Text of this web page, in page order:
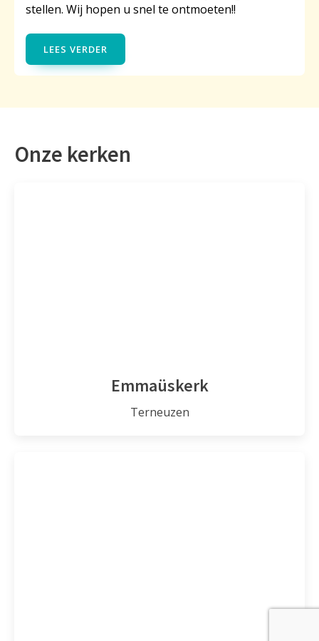
stellen. Wij hopen u snel te ontmoeten!!
LEES VERDER
Onze kerken
Emmaüskerk
Terneuzen